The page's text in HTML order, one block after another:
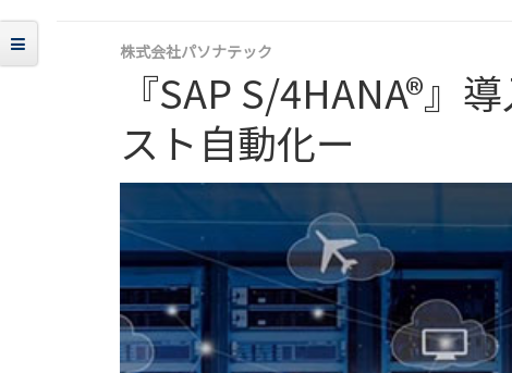
株式会社パソナテック
『SAP S/4HANA®
スト自動化ー